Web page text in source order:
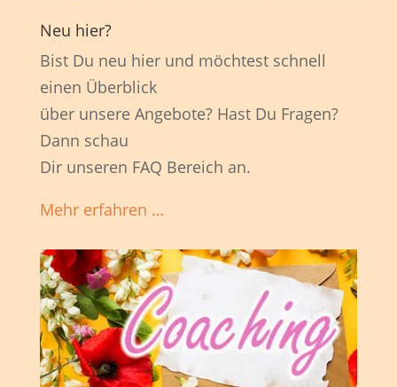
Neu hier?
Bist Du neu hier und möchtest schnell
einen Überblick
über unsere Angebote? Hast Du Fragen?
Dann schau
Dir unseren FAQ Bereich an.
Mehr erfahren …